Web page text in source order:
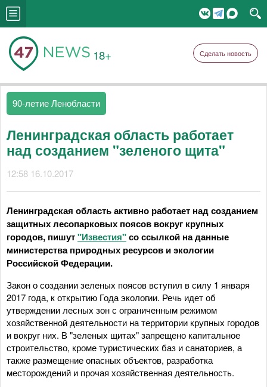
18+ Сделать новость
90-летие Ленобласти
Ленинградская область работает
над созданием "зеленого щита"
12:58 16.10.2017
Ленинградская область активно работает над созданием
защитных лесопарковых поясов вокруг крупных
городов, пишут"Известия"со ссылкой на данные
министерства природных ресурсов и экологии
Российской Федерации.
Закон о создании зеленых поясов вступил в силу 1 января
2017 года, к открытию Года экологии. Речь идет об
утверждении лесных зон с ограниченным режимом
хозяйственной деятельности на территории крупных городов
и вокруг них. В "зеленых щитах" запрещено капитальное
строительство, кроме туристических баз и санаториев, а
также размещение опасных объектов, разработка
месторождений и прочая хозяйственная деятельность.